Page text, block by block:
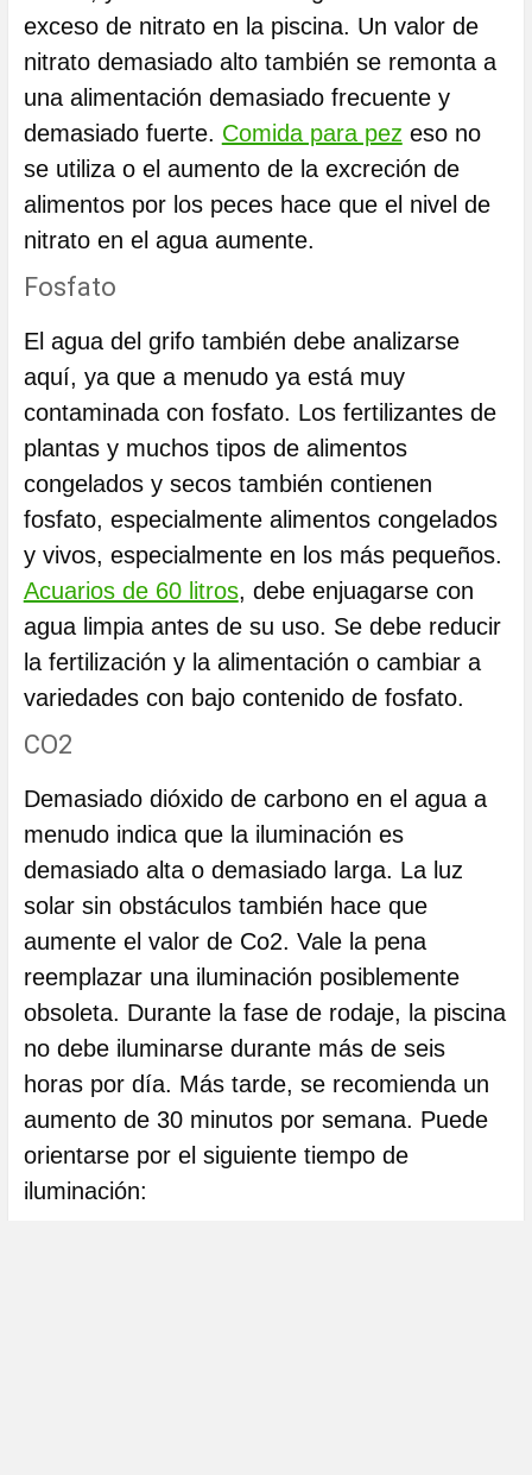
exceso de nitrato en la piscina. Un valor de
nitrato demasiado alto también se remonta a
una alimentación demasiado frecuente y
demasiado fuerte. Comida para pez eso no
se utiliza o el aumento de la excreción de
alimentos por los peces hace que el nivel de
nitrato en el agua aumente.
Fosfato
El agua del grifo también debe analizarse
aquí, ya que a menudo ya está muy
contaminada con fosfato. Los fertilizantes de
plantas y muchos tipos de alimentos
congelados y secos también contienen
fosfato, especialmente alimentos congelados
y vivos, especialmente en los más pequeños.
Acuarios de 60 litros, debe enjuagarse con
agua limpia antes de su uso. Se debe reducir
la fertilización y la alimentación o cambiar a
variedades con bajo contenido de fosfato.
CO2
Demasiado dióxido de carbono en el agua a
menudo indica que la iluminación es
demasiado alta o demasiado larga. La luz
solar sin obstáculos también hace que
aumente el valor de Co2. Vale la pena
reemplazar una iluminación posiblemente
obsoleta. Durante la fase de rodaje, la piscina
no debe iluminarse durante más de seis
horas por día. Más tarde, se recomienda un
aumento de 30 minutos por semana. Puede
orientarse por el siguiente tiempo de
iluminación: